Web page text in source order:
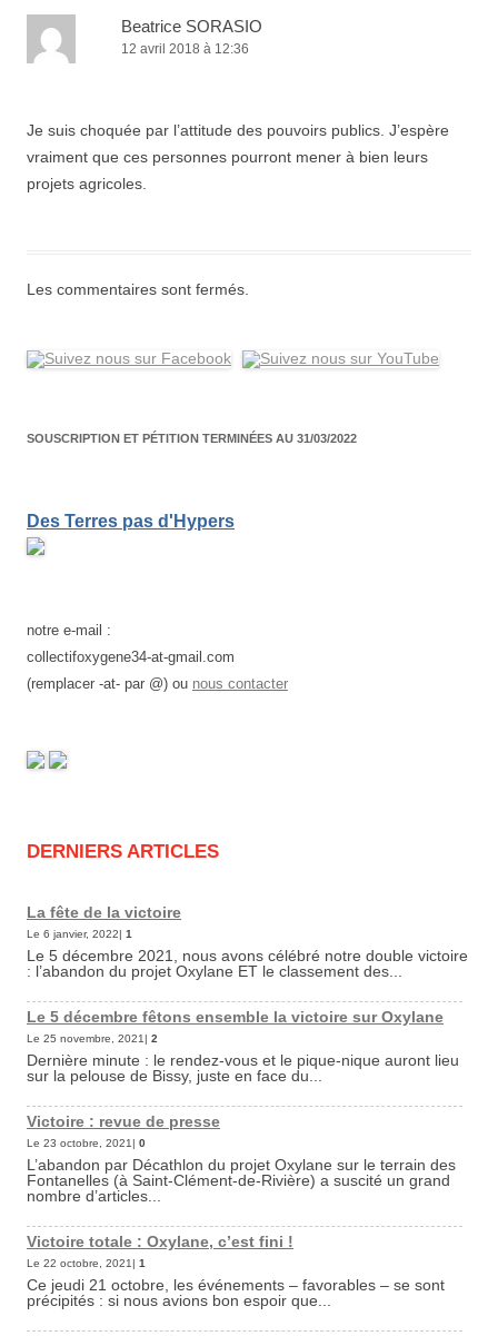
Beatrice SORASIO
12 avril 2018 à 12:36
Je suis choquée par l’attitude des pouvoirs publics. J’espère
vraiment que ces personnes pourront mener à bien leurs
projets agricoles.
Les commentaires sont fermés.
SOUSCRIPTION ET PÉTITION TERMINÉES AU 31/03/2022
Des Terres pas d'Hypers
notre e-mail :
collectifoxygene34-at-gmail.com
(remplacer -at- par @) ou nous contacter
DERNIERS ARTICLES
La fête de la victoire
Le 6 janvier, 2022| 1
Le 5 décembre 2021, nous avons célébré notre double victoire
: l’abandon du projet Oxylane ET le classement des...
Le 5 décembre fêtons ensemble la victoire sur Oxylane
Le 25 novembre, 2021| 2
Dernière minute : le rendez-vous et le pique-nique auront lieu
sur la pelouse de Bissy, juste en face du...
Victoire : revue de presse
Le 23 octobre, 2021| 0
L’abandon par Décathlon du projet Oxylane sur le terrain des
Fontanelles (à Saint-Clément-de-Rivière) a suscité un grand
nombre d’articles...
Victoire totale : Oxylane, c’est fini !
Le 22 octobre, 2021| 1
Ce jeudi 21 octobre, les événements – favorables – se sont
précipités : si nous avions bon espoir que...